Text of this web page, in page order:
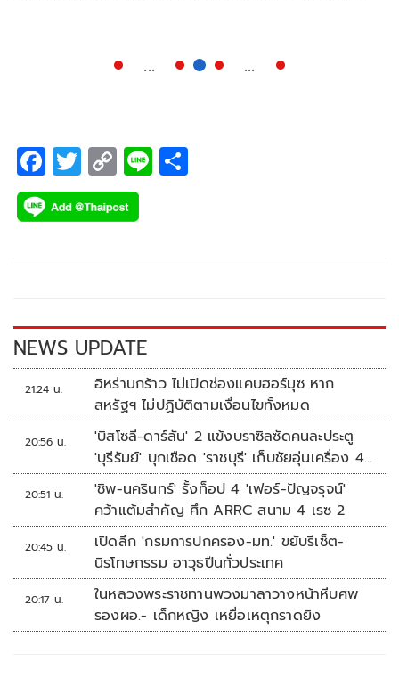
... ...
F
ac
e
k
T
wi
tt
C
o
p
k
Li
NEWS UPDATE
21:24 น.
อิหร่านกร้าว ไม่เปิดช่องแคบฮอร์มุซ หาก
สหรัฐฯ ไม่ปฏิบัติตามเงื่อนไขทั้งหมด
20:56 น.
'บิสโซลี-ดาร์ลัน' 2 แข้งบราซิลซัดคนละประตู
'บุรีรัมย์' บุกเชือด 'ราชบุรี' เก็บชัยอุ่นเครื่อง 4
นัดรวด
20:51 น.
'ชิพ-นครินทร์' รั้งท็อป 4 'เฟอร์-ปัญจรุจน์'
คว้าแต้มสำคัญ ศึก ARRC สนาม 4 เรซ 2
20:45 น.
เปิดลึก 'กรมการปกครอง-มท.' ขยับรีเซ็ต-
นิรโทษกรรม อาวุธปืนทั่วประเทศ
20:17 น.
ในหลวงพระราชทานพวงมาลาวางหน้าหีบศพ
รองผอ.- เด็กหญิง เหยื่อเหตุกราดยิง